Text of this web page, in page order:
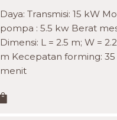
Daya: Transmisi: 15 kW
pompa : 5.5 kw Berat
Dimensi: L = 2.5 m; W =
m Kecepatan forming:
menit